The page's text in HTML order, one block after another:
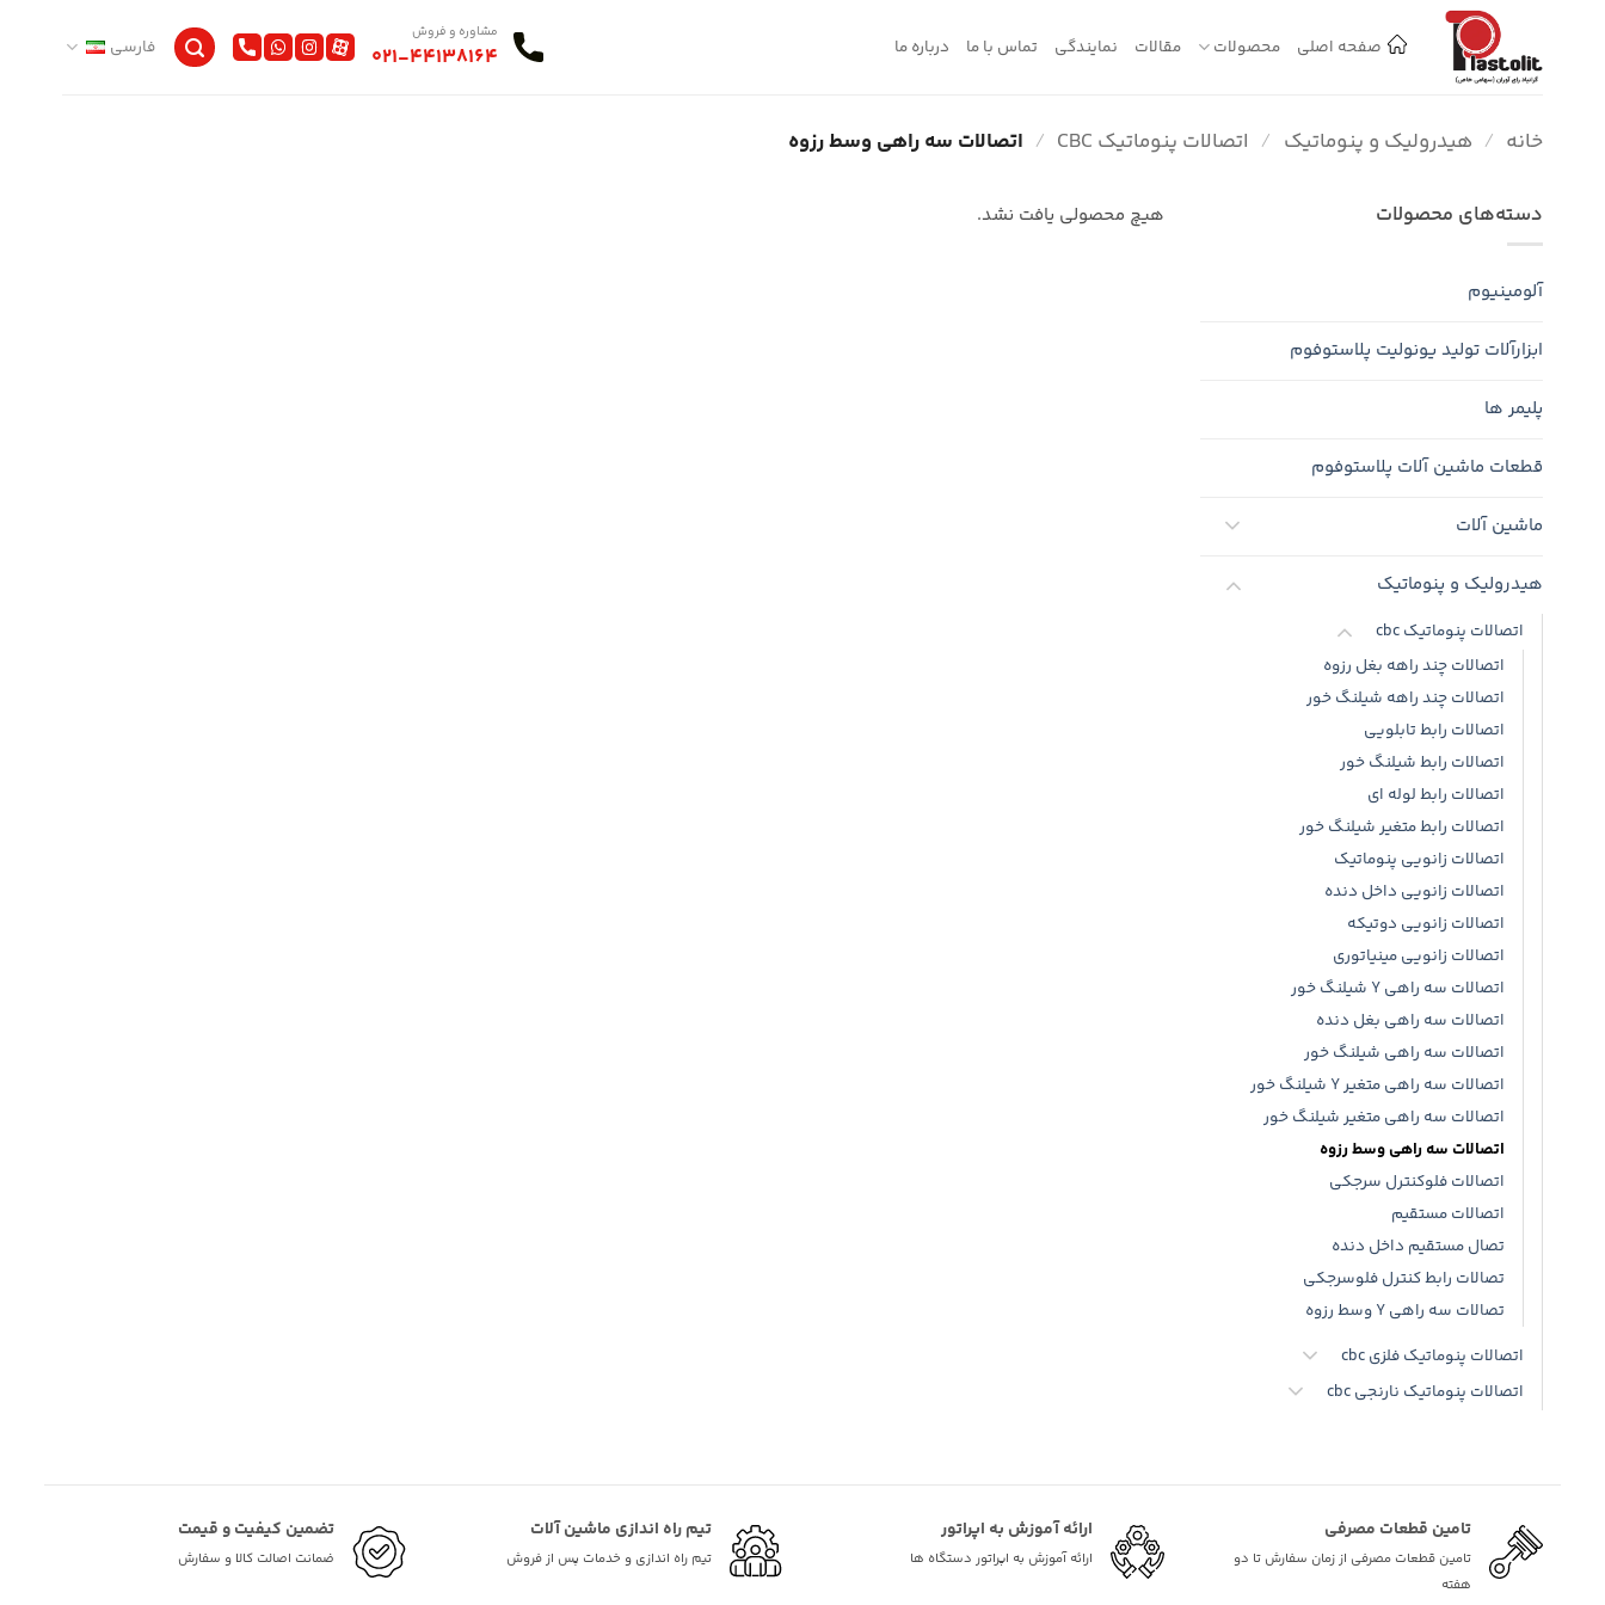
صفحه اصلی محصولات مقالات نمایندگی تماس با ما درباره ما
مشاوره و فروش
021-44138164 فارسی
خانه / هیدرولیک و پنوماتیک / اتصالات پنوماتیک CBC / اتصالات سه راهی وسط رزوه
دسته‌های محصولات
آلومینیوم
ابزارآلات تولید یونولیت پلاستوفوم
پلیمر ها
قطعات ماشین آلات پلاستوفوم
ماشین آلات
هیدرولیک و پنوماتیک
اتصالات پنوماتیک cbc
اتصالات چند راهه بغل رزوه
اتصالات چند راهه شیلنگ خور
اتصالات رابط تابلویی
اتصالات رابط شیلنگ خور
اتصالات رابط لوله ای
اتصالات رابط متغیر شیلنگ خور
اتصالات زانویی پنوماتیک
اتصالات زانویی داخل دنده
اتصالات زانویی دوتیکه
اتصالات زانویی مینیاتوری
اتصالات سه راهی Y شیلنگ خور
اتصالات سه راهی بغل دنده
اتصالات سه راهی شیلنگ خور
اتصالات سه راهی متغیر Y شیلنگ خور
اتصالات سه راهی متغیر شیلنگ خور
اتصالات سه راهی وسط رزوه
اتصالات فلوکنترل سرجکی
اتصالات مستقیم
تصال مستقیم داخل دنده
تصالات رابط کنترل فلوسرجکی
تصالات سه راهی Y وسط رزوه
اتصالات پنوماتیک فلزی cbc
اتصالات پنوماتیک نارنجی cbc
هیچ محصولی یافت نشد.
تامین قطعات مصرفی
تامین قطعات مصرفی از زمان سفارش تا دو
هفته
ارائه آموزش به اپراتور
ارائه آموزش به اپراتور دستگاه ها
تیم راه اندازی ماشین آلات
تیم راه اندازی و خدمات پس از فروش
تضمین کیفیت و قیمت
ضمانت اصالت کالا و سفارش